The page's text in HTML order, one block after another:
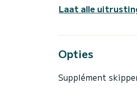
Laat alle
Opties
Supplément